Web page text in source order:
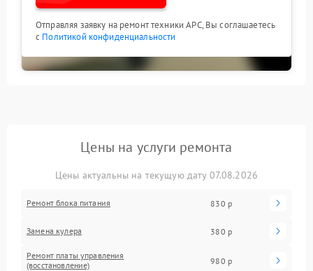
Отправляя заявку на ремонт техники APC, Вы соглашаетесь
с Политикой конфиденциальности
Цены на услуги ремонта
Цены актуальны на текущую дату 07.08.2026
Ремонт блока питания 830 р
Замена кулера 380 р
Ремонт платы управления
(восстановление)
980 р